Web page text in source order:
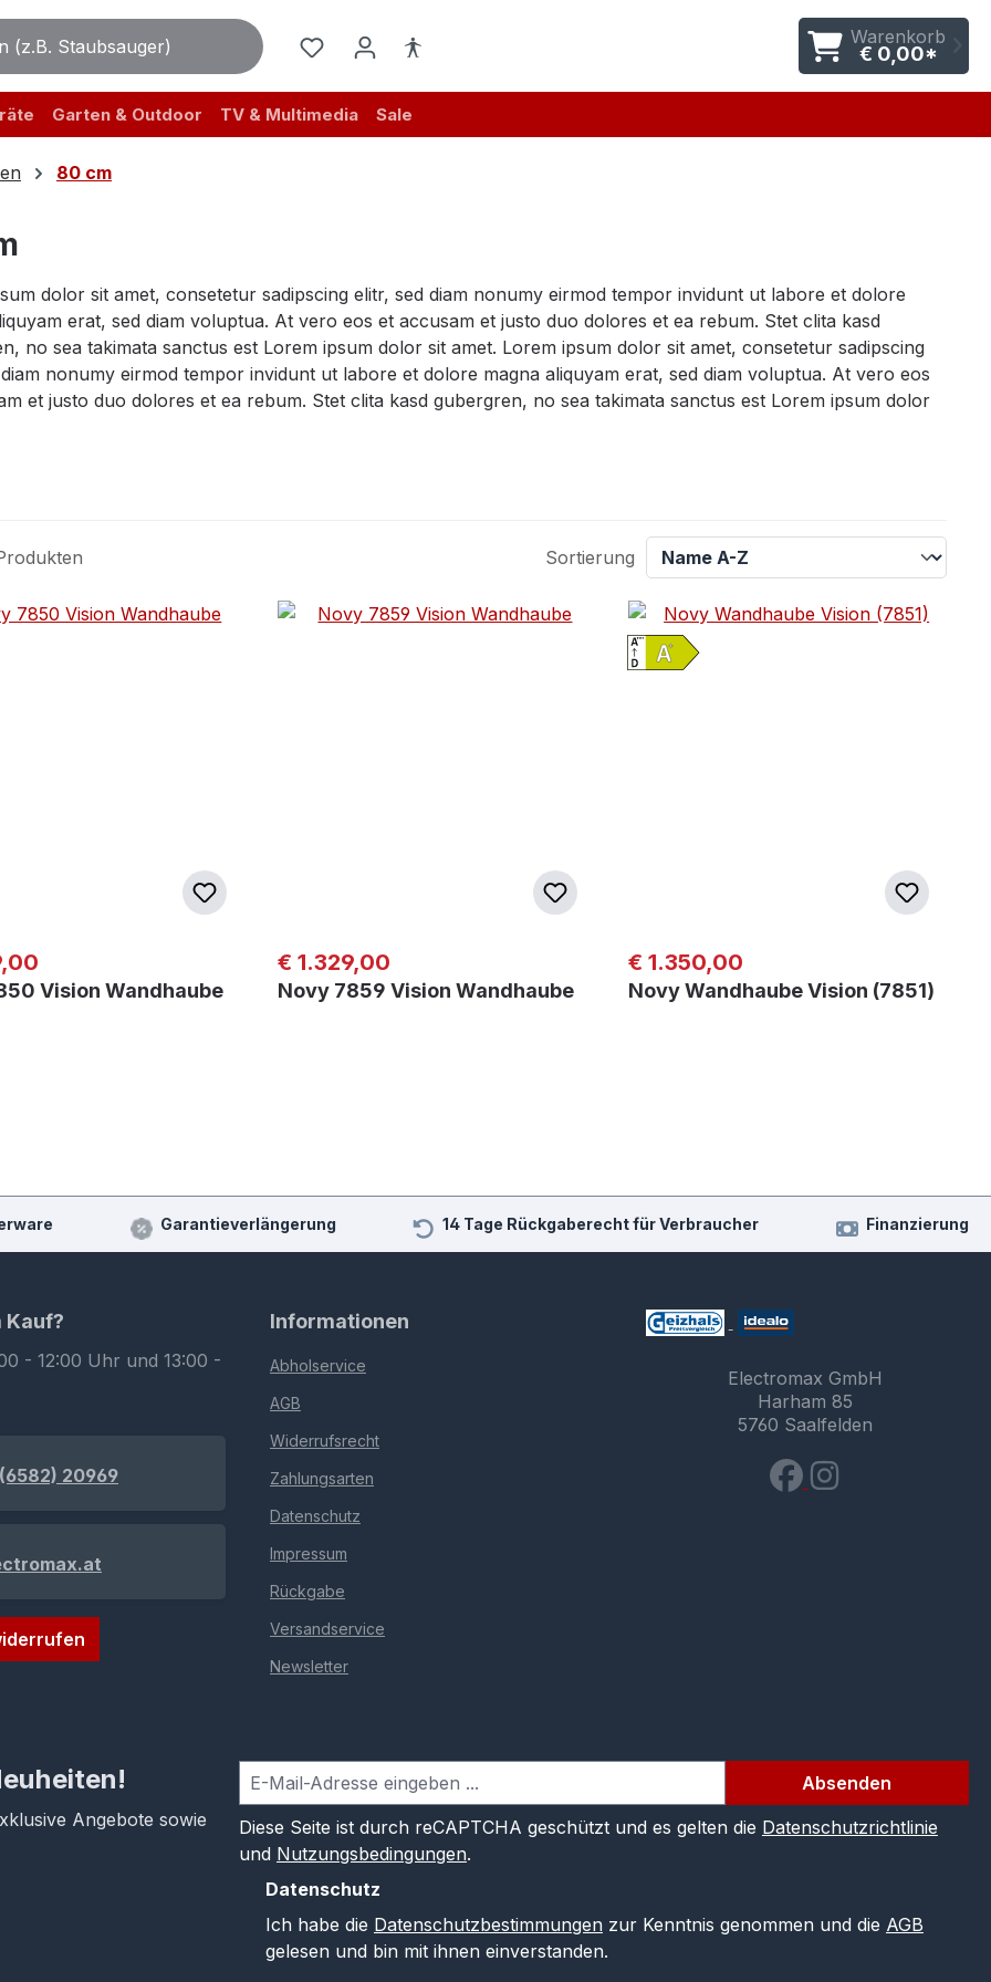
Warenkorb
€ 0,00*
Garten & Outdoor TV & Multimedia Sale
80 cm
dolor sit amet, consetetur sadipscing elitr, sed diam nonumy eirmod tempor invidunt ut labore et dolore
erat, sed diam voluptua. At vero eos et accusam et justo duo dolores et ea rebum. Stet clita kasd
no sea takimata sanctus est Lorem ipsum dolor sit amet. Lorem ipsum dolor sit amet, consetetur sadipscing
nonumy eirmod tempor invidunt ut labore et dolore magna aliquyam erat, sed diam voluptua. At vero eos
et justo duo dolores et ea rebum. Stet clita kasd gubergren, no sea takimata sanctus est Lorem ipsum dolor
Sortierung
Preis:
Vision Wandhaube
Regulärer Preis:
€ 1.329,00
Novy 7859 Vision Wandhaube
Regulärer Preis:
€ 1.350,00
Novy Wandhaube Vision (7851)
Garantieverlängerung 14 Tage Rückgaberecht für Verbraucher Finanzierung
Kauf?
- 12:00 Uhr und 13:00 -
20969
Informationen
Abholservice
AGB
Widerrufsrecht
Zahlungsarten
Datenschutz
Impressum
Rückgabe
Versandservice
Newsletter
Electromax GmbH
Harham 85
5760 Saalfelden
Angebote sowie
Absenden
Diese Seite ist durch reCAPTCHA geschützt und es gelten die Datenschutzrichtlinie
und Nutzungsbedingungen.
Datenschutz
Ich habe die Datenschutzbestimmungenzur Kenntnis genommen und die AGB
gelesen und bin mit ihnen einverstanden.